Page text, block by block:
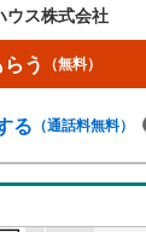
ス株式会社
う （無料）
る （通話料無料）